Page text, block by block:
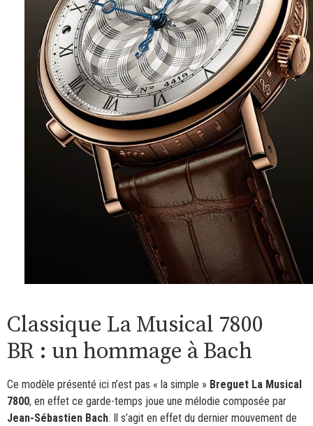
Classique La Musical 7800
BR : un hommage à Bach
Ce modèle présenté ici n’est pas « la simple » Breguet La Musical
7800, en effet ce garde-temps joue une mélodie composée par
Jean-Sébastien Bach. Il s’agit en effet du dernier mouvement de